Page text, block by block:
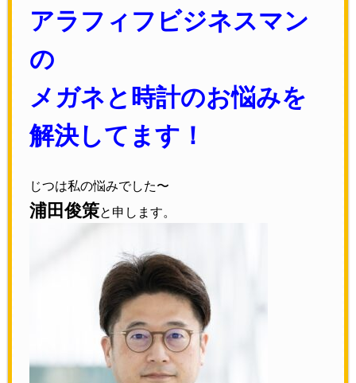
アラフィフビジネスマン
の
メガネと時計のお悩みを
解決してます！
じつは私の悩みでした〜
浦田俊策と申します。